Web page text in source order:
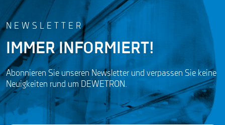
NEWSLETTER
IMMER INFORMIERT!
Abonnieren Sie unseren Newsletter und verpassen Sie keine
Neuigkeiten rund um DEWETRON.